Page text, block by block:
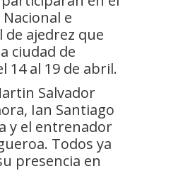
e
ajedrez que
ciudad de
14 al 19 de abril.
Salvador
Ian Santiago
y el entrenador
Todos ya
presencia en